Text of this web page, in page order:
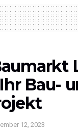
Bau-
12, 2023